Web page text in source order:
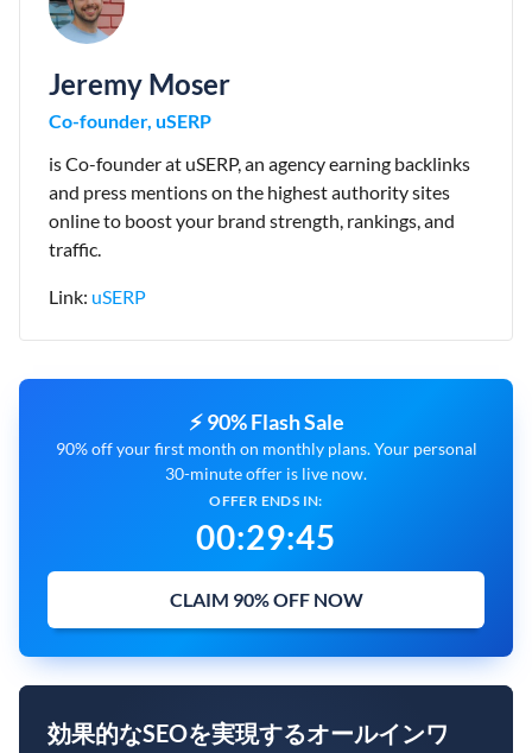
Jeremy Moser
Co-founder, uSERP
is Co-founder at uSERP, an agency earning backlinks
and press mentions on the highest authority sites
online to boost your brand strength, rankings, and
traffic.
Link: uSERP
⚡ 90% Flash Sale
90% off your first month on monthly plans. Your personal
30-minute offer is live now.
OFFER ENDS IN:
00:29:44
CLAIM 90% OFF NOW
効果的なSEOを実現するオールインワ